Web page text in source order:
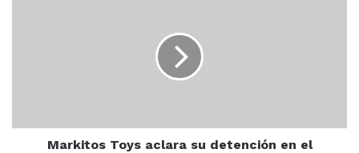
de
Culiacán;Markitos Toys aclara su detención en el